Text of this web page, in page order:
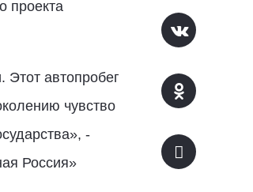
проекта
Этот автопробег
чувство
-
Россия»